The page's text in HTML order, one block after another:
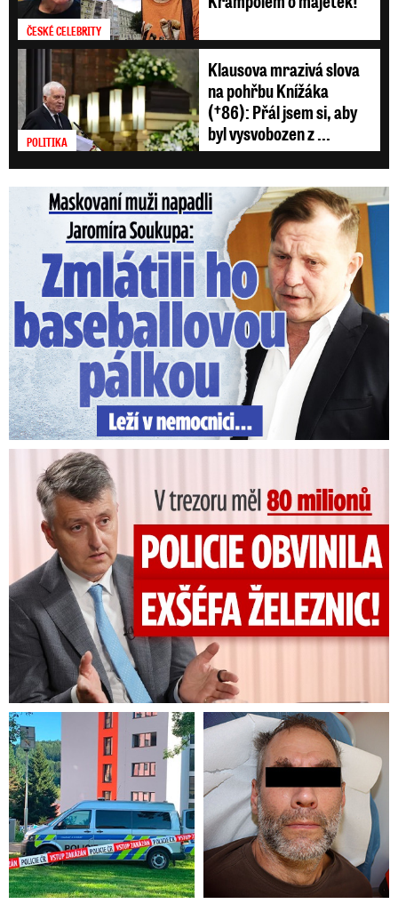
ČESKÉ CELEBRITY
POLITIKA
Klausova mrazivá slova
na pohřbu Knížáka
(†86): Přál jsem si, aby
byl vysvobozen z ...
Maskovaní muži napadli Jaromíra Soukupa: Krvavá nakládačka
V trezoru měl 80 milionů: Policie obvinila exšéfa železnic!